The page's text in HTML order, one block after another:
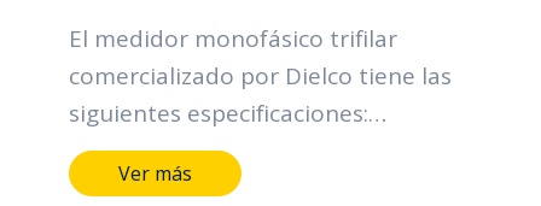
El medidor monofásico trifilar
comercializado por Dielco tiene las
siguientes especificaciones:
Protección ingreso polvo y agua:
IP52 Tensión nominal: 120/240 V
Ver más